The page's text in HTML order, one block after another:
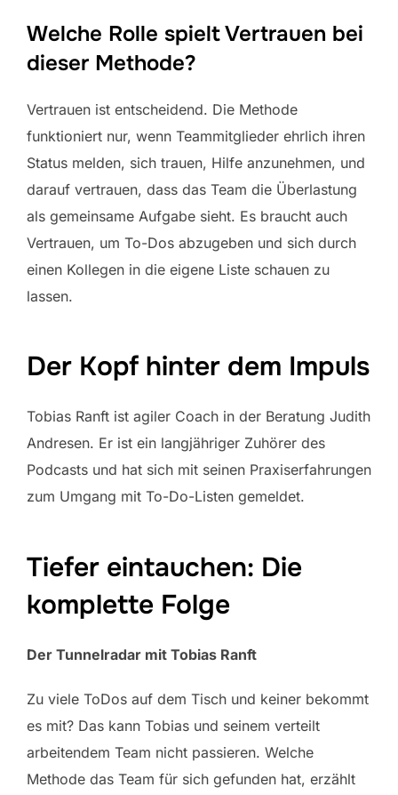
Welche Rolle spielt Vertrauen bei
dieser Methode?
Vertrauen ist entscheidend. Die Methode
funktioniert nur, wenn Teammitglieder ehrlich ihren
Status melden, sich trauen, Hilfe anzunehmen, und
darauf vertrauen, dass das Team die Überlastung
als gemeinsame Aufgabe sieht. Es braucht auch
Vertrauen, um To-Dos abzugeben und sich durch
einen Kollegen in die eigene Liste schauen zu
lassen.
Der Kopf hinter dem Impuls
Tobias Ranft ist agiler Coach in der Beratung Judith
Andresen. Er ist ein langjähriger Zuhörer des
Podcasts und hat sich mit seinen Praxiserfahrungen
zum Umgang mit To-Do-Listen gemeldet.
Tiefer eintauchen: Die
komplette Folge
Der Tunnelradar mit Tobias Ranft
Zu viele ToDos auf dem Tisch und keiner bekommt
es mit? Das kann Tobias und seinem verteilt
arbeitendem Team nicht passieren. Welche
Methode das Team für sich gefunden hat, erzählt